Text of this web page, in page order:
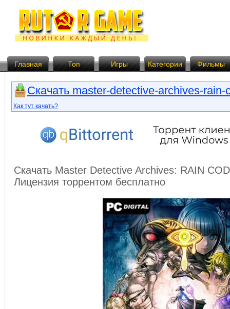
Главная Топ Игры Категории Фильмы
Скачать master-detective-archives-rain-
Как тут качать?
Скачать Master Detective Archives: RAIN
Лицензия торрентом бесплатно